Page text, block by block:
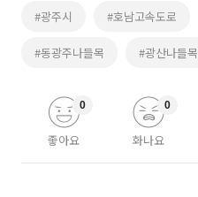
#광주시 #호남고속도로
#동광주나들목 #광산나들목
좋아요
0
화나요
0